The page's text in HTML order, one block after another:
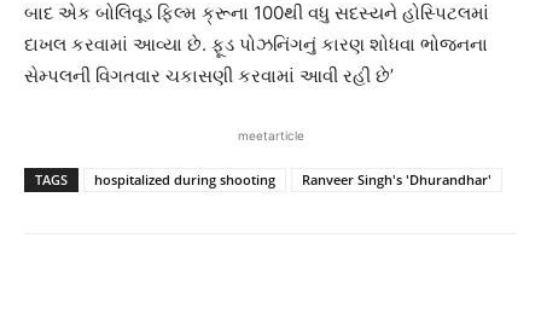
બાદ એક બોલિવૂડ ફિલ્મ ક્રૂના 100થી વધુ સદસ્યને હોસ્પિટલમાં
દાખલ કરવામાં આવ્યા છે. ફૂડ પોઝનિંગનું કારણ શોધવા ભોજનના
સેમ્પલની વિગતવાર ચકાસણી કરવામાં આવી રહી છે’
meetarticle
TAGS hospitalized during shooting Ranveer Singh's 'Dhurandhar'